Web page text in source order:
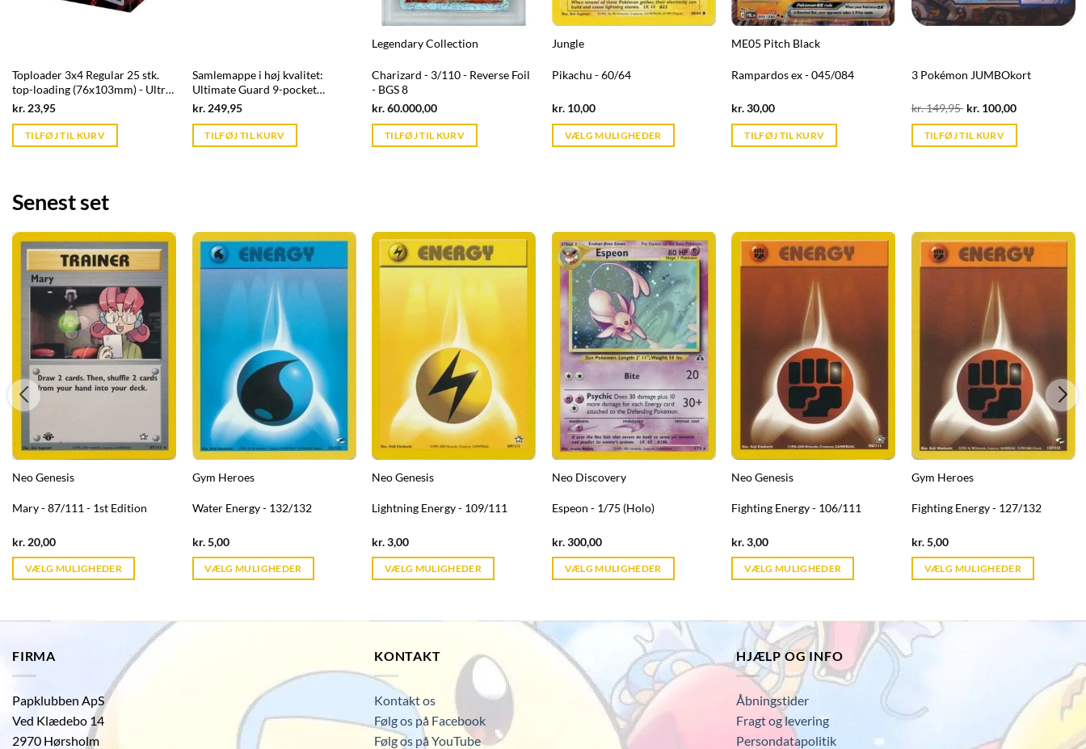
Toploader 3x4 Regular 25 stk.
top-loading (76x103mm) - Ultra
Pro
kr. 23,95Current
is:
kr. 39,95.
TILFØJ TIL KURV
Samlemappe i høj kvalitet:
Ultimate Guard 9-pocket
ZipFolio XenoSkin - Sort
kr.249,95Current
is:
kr. 39,95.
TILFØJ TIL KURV
Legendary Collection
Charizard - 3/110 - Reverse Foil
- BGS 8
kr.60.000,00Current
is:
kr. 39,95.
TILFØJ TIL KURV
Jungle
Pikachu - 60/64
kr.10,00Current
is:
kr. 39,95.
VÆLG MULIGHEDER
ME05 Pitch Black
Rampardos ex - 045/084
kr.30,00Current
is:
kr. 39,95.
TILFØJ TIL KURV
3 Pokémon JUMBOkort
kr.149,95 Original
was:
kr. 149,95.
kr. 100,00Current
TILFØJ TIL KURV
Senest set
Neo Genesis
Mary - 87/111 - 1st Edition
kr. 20,00Current
is:
kr. 39,95.
VÆLG MULIGHEDER
Gym Heroes
Water Energy - 132/132
kr.5,00Current
is:
kr. 39,95.
VÆLG MULIGHEDER
Neo Genesis
Lightning Energy - 109/111
kr.3,00Current
is:
kr. 39,95.
VÆLG MULIGHEDER
Neo Discovery
Espeon - 1/75 (Holo)
kr.300,00Current
is:
kr. 39,95.
VÆLG MULIGHEDER
Neo Genesis
Fighting Energy - 106/111
kr.3,00Current
is:
kr. 39,95.
VÆLG MULIGHEDER
Gym Heroes
Fighting Energy - 127/132
kr.5,00Current
is:
kr. 39,95.
VÆLG MULIGHEDER
FIRMA
Papklubben ApS
Ved Klædebo 14
2970 Hørsholm
KONTAKT
Kontakt os
Følg os på Facebook
Følg os på YouTube
HJÆLP OG INFO
Åbningstider
Fragt og levering
Persondatapolitik